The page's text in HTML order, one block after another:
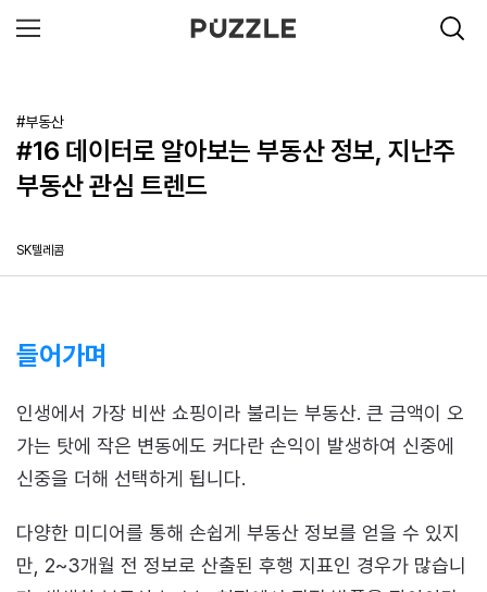
#부동산
#16 데이터로 알아보는 부동산 정보, 지난주
부동산 관심 트렌드
SK텔레콤
들어가며
인생에서 가장 비싼 쇼핑이라 불리는 부동산. 큰 금액이 오
가는 탓에 작은 변동에도 커다란 손익이 발생하여 신중에
신중을 더해 선택하게 됩니다.
다양한 미디어를 통해 손쉽게 부동산 정보를 얻을 수 있지
만, 2~3개월 전 정보로 산출된 후행 지표인 경우가 많습니